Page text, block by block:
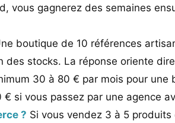
vous gagnerez des semaines
boutique de 10 références
stocks. La réponse oriente
30 à 80 € par mois pour une
si vous passez par une agence
? Si vous vendez 3 à 5